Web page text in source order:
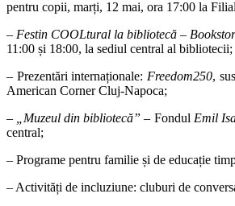
pentru copii, marți, 12 mai, ora 17:00 la
– Festin COOLtural la bibliotecă –
11:00 și 18:00, la sediul central al bibliotecii;
– Prezentări internaționale: Freedom250,
American Corner Cluj-Napoca;
–
„Muzeul din bibliotecă” – Fondul Emil
central;
– Programe pentru familie și de educație
– Activități de incluziune: cluburi de